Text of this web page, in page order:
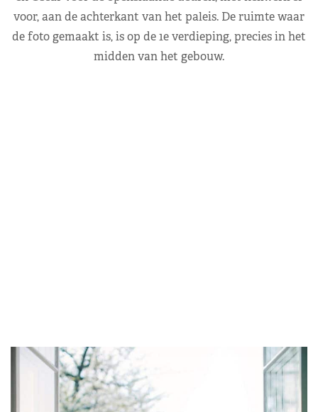
voor, aan de achterkant van het paleis. De ruimte waar
de foto gemaakt is, is op de 1e verdieping, precies in het
midden van het gebouw.